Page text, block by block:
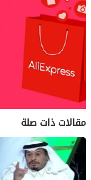
مقالات ذات صلة